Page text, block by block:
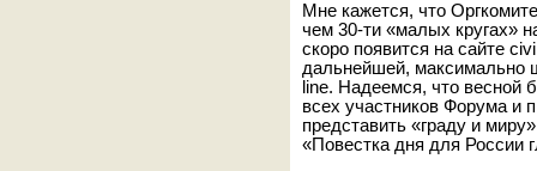
Мне кажется, что
чем 30-ти «малых кругах»
скоро появится на сайте
дальнейшей, максимально
line. Надеемся, что весной
всех участников Форума и
представить «граду и
«Повестка дня для России